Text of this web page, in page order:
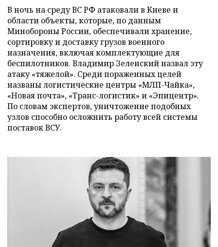
В ночь на среду ВС РФ атаковали в Киеве и
области объекты, которые, по данным
Минобороны России, обеспечивали хранение,
сортировку и доставку грузов военного
назначения, включая комплектующие для
беспилотников. Владимир Зеленский назвал эту
атаку «тяжелой». Среди пораженных целей
названы логистические центры «МЛП-Чайка»,
«Новая почта», «Транс-логистик» и «Эпицентр».
По словам экспертов, уничтожение подобных
узлов способно осложнить работу всей системы
поставок ВСУ.